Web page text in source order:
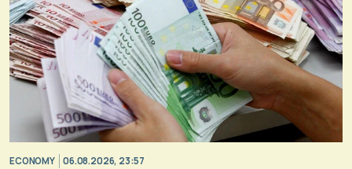
ECONOMY 06.08.2026, 23:57